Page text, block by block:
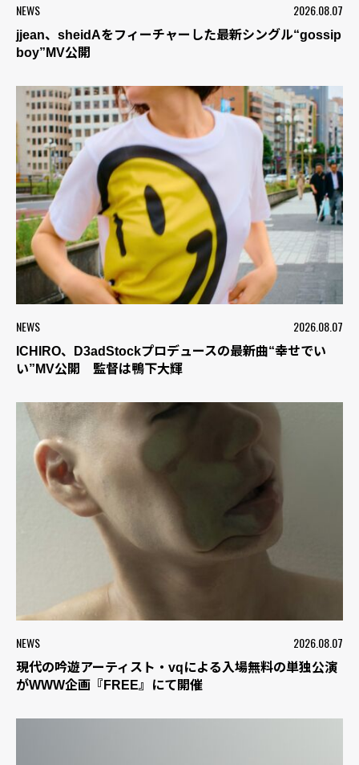
NEWS 2026.08.07
jjean、sheidAをフィーチャーした最新シングル“gossip
boy”MV公開
NEWS 2026.08.07
ICHIRO、D3adStockプロデュースの最新曲“幸せでい
い”MV公開 監督は鴨下大輝
NEWS 2026.08.07
現代の吟遊アーティスト・vqによる入場無料の単独公演
がWWW企画『FREE』にて開催